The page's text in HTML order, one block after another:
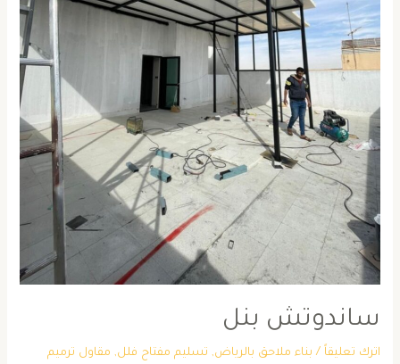
ساندوتش بنل
اترك تعليقاً / بناء ملاحق بالرياض, تسليم مفتاح فلل, مقاول ترميم